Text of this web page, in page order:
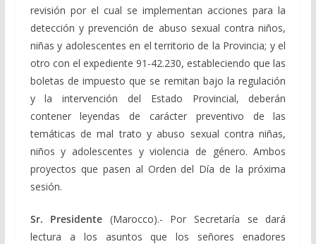
revisión por el cual se implementan acciones para la
detección y prevención de abuso sexual contra niños,
niñas y adolescentes en el territorio de la Provincia; y el
otro con el expediente 91-42.230, estableciendo que las
boletas de impuesto que se remitan bajo la regulación
y la intervención del Estado Provincial, deberán
contener leyendas de carácter preventivo de las
temáticas de mal trato y abuso sexual contra niñas,
niños y adolescentes y violencia de género. Ambos
proyectos que pasen al Orden del Día de la próxima
sesión.
Sr. Presidente (Marocco).- Por Secretaría se dará
lectura a los asuntos que los señores enadores